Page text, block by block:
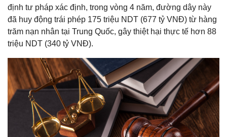
định tư pháp xác định, trong vòng 4 năm, đường dây này
đã huy động trái phép 175 triệu NDT (677 tỷ VNĐ) từ hàng
trăm nạn nhân tại Trung Quốc, gây thiệt hại thực tế hơn 88
triệu NDT (340 tỷ VNĐ).